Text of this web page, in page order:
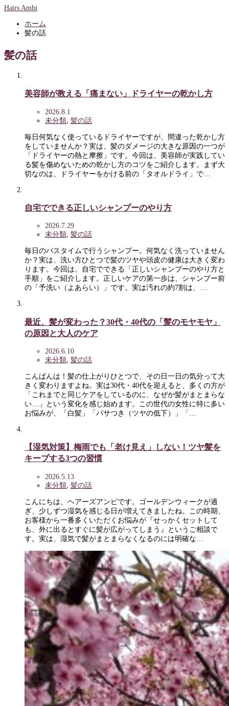
Hairs Ambi
ホーム
髪の話
髪の話
美容師が教える「痛まない」ドライヤーの乾かし方
2026.8.1
未分類 髪の話
毎日何気なく使っているドライヤーですが、間違った乾かし方
をしていませんか？実は、髪のダメージの大きな原因の一つが
「ドライヤーの熱と摩擦」です。今回は、美容師が実践してい
る髪を傷めないための乾かし方のコツをご紹介します。まず大
切なのは、ドライヤーをかける前の「タオルドライ」で…
自宅でできる正しいシャンプーのやり方
2026.7.29
未分類, 髪の話
毎日のバスタイムで行うシャンプー。何気なく洗っていません
か？実は、洗い方ひとつで髪のツヤや頭皮の健康は大きく変わ
ります。今回は、自宅でできる「正しいシャンプーのやり方と
手順」をご紹介します。正しいケアの第一歩は、シャンプー前
の「予洗い（よあらい）」です。実は汚れの約7割は、…
最近、髪が変わった？30代・40代の「髪のモヤモヤ」
の原因と大人のケア
2026.6.10
未分類, 髪の話
こんばんは！髪の仕上がりひとつで、その日一日の気分って大
きく変わりますよね。実は30代・40代を迎えると、多くの方が
「これまでと同じケアをしているのに、なぜか髪がまとまらな
い…」という変化を感じ始めます。この世代の女性に特に多い
お悩みが、「白髪」「パサつき（ツヤの低下）」「…
【湿気対策】梅雨でも「老け見え」しない！ツヤ髪を
キープする3つの習慣
2026.5.13
未分類 髪の話
こんにちは、ヘアーズアンビです。ゴールデンウィークが過
ぎ、少しずつ湿気を感じる日が増えてきましたね。この時期、
お客様から一番多くいただくお悩みが『せっかくセットして
も、外に出るとすぐに髪が広がってしまう』というご相談で
す。実は、湿気で髪がまとまらなくなるのには明確な…